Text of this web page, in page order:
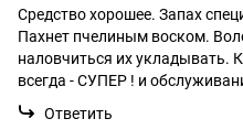
Средство хорошее. Запах
Пахнет пчелиным воском.
наловчиться их укладывать.
всегда - СУПЕР ! и
Ответить